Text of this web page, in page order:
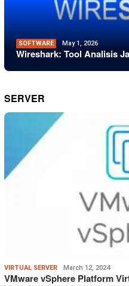
SOFTWARE May 1, 2026
Wireshark: Tool Analisis
SERVER
VIRTUAL SERVER March 12, 2024
VMware vSphere Platform